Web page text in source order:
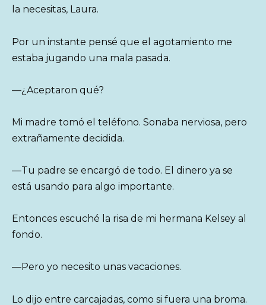
la necesitas, Laura.
Por un instante pensé que el agotamiento me
estaba jugando una mala pasada.
—¿Aceptaron qué?
Mi madre tomó el teléfono. Sonaba nerviosa, pero
extrañamente decidida.
—Tu padre se encargó de todo. El dinero ya se
está usando para algo importante.
Entonces escuché la risa de mi hermana Kelsey al
fondo.
—Pero yo necesito unas vacaciones.
Lo dijo entre carcajadas, como si fuera una broma.